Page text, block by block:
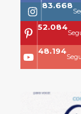
118.399
73.704
68.200